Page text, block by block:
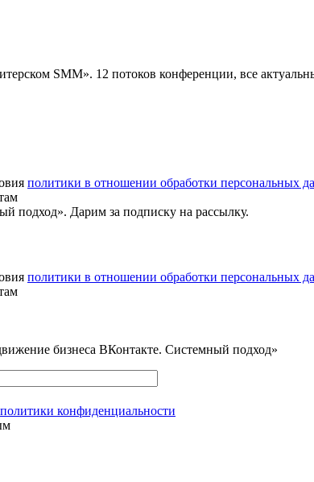
SMM». 12 потоков конференции, все
политики в отношении обработки персональных
подход». Дарим за подписку на рассылку.
политики в отношении обработки персональных
бизнеса ВКонтакте. Системный подход»
политики конфиденциальности